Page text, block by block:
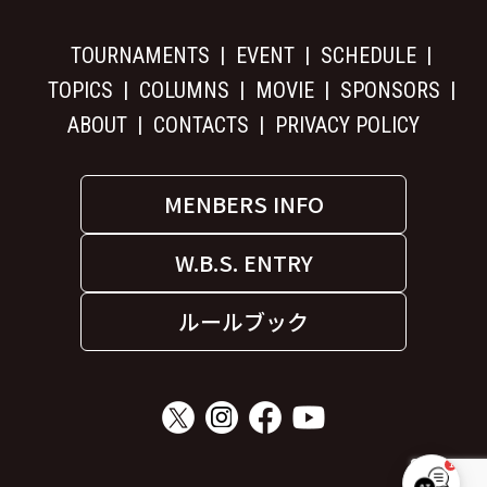
TOURNAMENTS EVENT
SCHEDULE
TOPICS
COLUMNS MOVIE
SPONSORS
ABOUT
CONTACTS PRIVACY POLICY
MENBERS INFO
W.B.S. ENTRY
ルールブック
1